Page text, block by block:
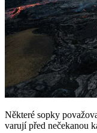
Některé sopky
varují před nečekanou